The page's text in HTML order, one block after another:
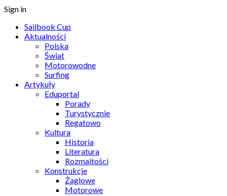
Sign in
Sailbook Cup
Aktualności
Polska
Świat
Motorowodne
Surfing
Artykuły
Eduportal
Porady
Turystycznie
Regatowo
Kultura
Historia
Literatura
Rozmaitości
Konstrukcje
Żaglowe
Motorowe